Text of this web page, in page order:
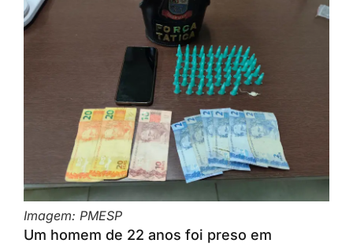
Imagem: PMESP
Um homem de 22 anos foi preso em